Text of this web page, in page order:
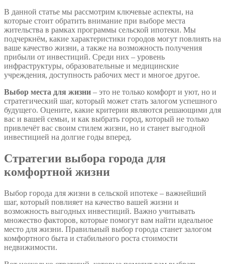
В данной статье мы рассмотрим ключевые аспекты, на
которые стоит обратить внимание при выборе места
жительства в рамках программы сельской ипотеки. Мы
подчеркнём, какие характеристики городов могут повлиять на
ваше качество жизни, а также на возможность получения
прибыли от инвестиций. Среди них – уровень
инфраструктуры, образовательные и медицинские
учреждения, доступность рабочих мест и многое другое.
Выбор места для жизни – это не только комфорт и уют, но и
стратегический шаг, который может стать залогом успешного
будущего. Оцените, какие критерии являются решающими для
вас и вашей семьи, и как выбрать город, который не только
привлечёт вас своим стилем жизни, но и станет выгодной
инвестицией на долгие годы вперед.
Стратегии выбора города для
комфортной жизни
Выбор города для жизни в сельской ипотеке – важнейший
шаг, который повлияет на качество вашей жизни и
возможность выгодных инвестиций. Важно учитывать
множество факторов, которые помогут вам найти идеальное
место для жизни. Правильный выбор города станет залогом
комфортного быта и стабильного роста стоимости
недвижимости.